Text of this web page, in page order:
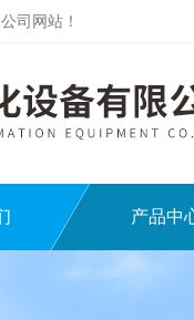
司网站！
产品中